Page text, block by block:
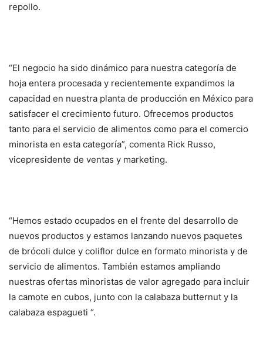
repollo.
“El negocio ha sido dinámico para nuestra categoría de
hoja entera procesada y recientemente expandimos la
capacidad en nuestra planta de producción en México para
satisfacer el crecimiento futuro. Ofrecemos productos
tanto para el servicio de alimentos como para el comercio
minorista en esta categoría”, comenta Rick Russo,
vicepresidente de ventas y marketing.
“Hemos estado ocupados en el frente del desarrollo de
nuevos productos y estamos lanzando nuevos paquetes
de brócoli dulce y coliflor dulce en formato minorista y de
servicio de alimentos. También estamos ampliando
nuestras ofertas minoristas de valor agregado para incluir
la camote en cubos, junto con la calabaza butternut y la
calabaza espagueti “.